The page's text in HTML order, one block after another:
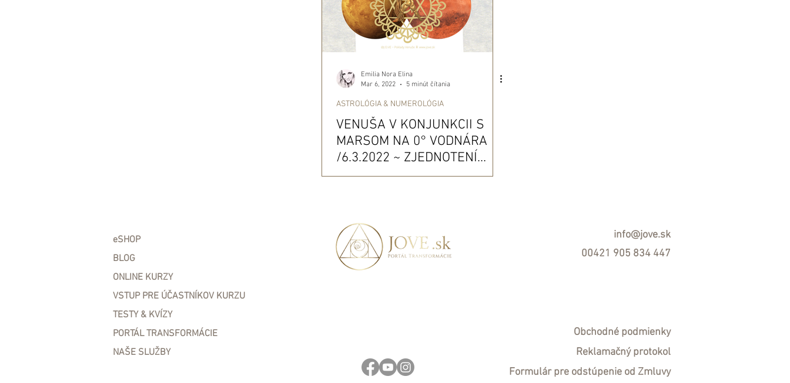
Emilia Nora Elina
Mar 6, 2022
5 minút čítania
ASTROLÓGIA & NUMEROLÓGIA
VENUŠA V KONJUNKCII S
MARSOM NA 0° VODNÁRA
/6.3.2022 ~ ZJEDNOTENÍ
STOJÍME, ROZDELENÍ
eSHOP
BLOG
ONLINE KURZY
VSTUP PRE ÚČASTNÍKOV KURZU
TESTY & KVÍZY
PORTÁL TRANSFORMÁCIE
NAŠE SLUŽBY
info@jove.sk
00421 905 834 447
Obchodné podmienky
Reklamačný protokol
Formulár pre odstúpenie od Zmluvy